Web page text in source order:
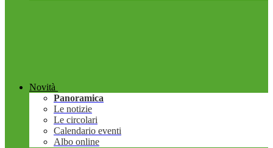
Novità
Panoramica
Le notizie
Le circolari
Calendario eventi
Albo online